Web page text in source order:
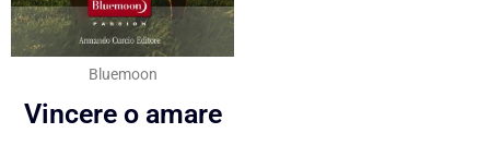
Bluemoon
Vincere o amare